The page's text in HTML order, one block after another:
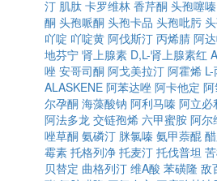
汀 肌肽 卡罗维林 香芹酮 头孢噻嗪
酮 头孢哌酮 头孢卡品 头孢吡肟
吖啶 吖啶黄 阿伐斯汀 丙烯腈 阿
地芬宁 肾上腺素 D,L-肾上腺素红
唑 安哥司酮 阿戈美拉汀 阿霍烯
ALASKENE 阿苯达唑 阿卡他定
尔孕酮 海藻酸钠 阿利马嗪 阿立必
阿法多龙 交链孢烯 六甲蜜胺 阿尔
唑草酮 氨磷汀 脒氯嗪 氨甲萘醌
霉素 托格列净 托麦汀 托伐普坦
贝替定 曲格列汀 维A酸 苯磺隆 敌